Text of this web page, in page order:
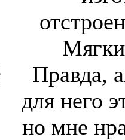
Правда,
для него
но мне